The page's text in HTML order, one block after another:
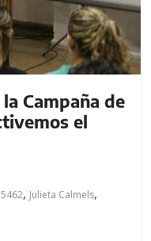
Campaña de
el
, Julieta Calmels,